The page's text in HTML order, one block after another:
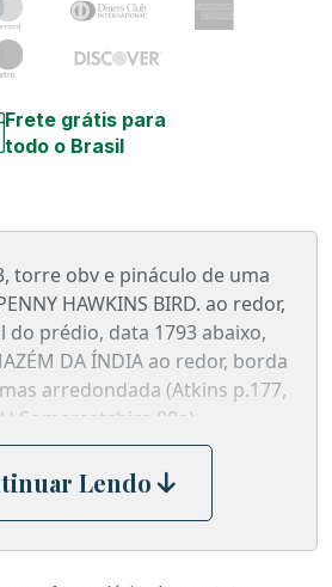
Frete grátis para
todo o Brasil
torre obv e pináculo de uma
HAWKINS BIRD. ao redor,
do prédio, data 1793 abaixo,
DA ÍNDIA ao redor, borda
arredondada (Atkins p.177,
Somersetshire 88a).
Lendo